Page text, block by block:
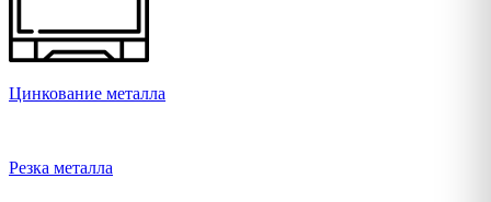
Цинкование металла
Резка металла